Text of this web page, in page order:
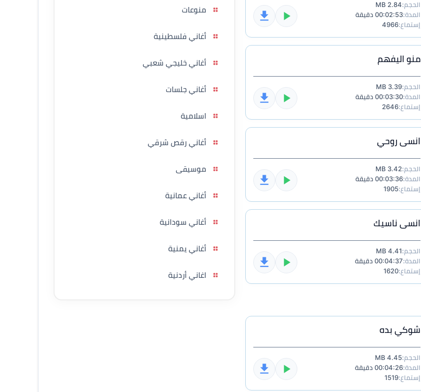
الحجم:2.84 MB
المدة:00:02:53 دقيقة
إستماع:4966
منو اليفهم
الحجم:3.39 MB
المدة:00:03:30 دقيقة
إستماع:2646
انسى روحي
الحجم:3.42 MB
المدة:00:03:36 دقيقة
إستماع:1905
انسى ناسيك
الحجم:4.41 MB
المدة:00:04:37 دقيقة
إستماع:1620
شوكي بده
الحجم:4.45 MB
المدة:00:04:26 دقيقة
إستماع:1519
منوعات
أغاني فلسطينية
أغاني خليجي شعبي
أغاني جلسات
اسلامية
أغاني رقص شرقي
موسيقى
أغاني عمانية
أغاني سودانية
أغاني يمنية
اغاني أردنية